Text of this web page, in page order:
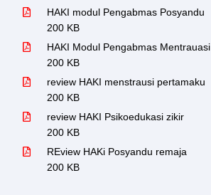
HAKI modul Pengabmas Posyandu
200 KB
HAKI Modul Pengabmas Mentrauasi
200 KB
review HAKI menstrausi pertamaku
200 KB
review HAKI Psikoedukasi zikir
200 KB
REview HAKi Posyandu remaja
200 KB